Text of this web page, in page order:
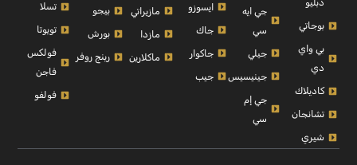
دبليو
بوجاتي
بي واي
دي
كاديلاك
تشانجان
شيري
جي ايه
سي
جيلي
جينيسيس
جي إم
سي
ايسوزو
جاك
جاكوار
جيب
مازيراتي
مازدا
ماكلارين
بيجو
بورش
رينج روفر
تسلا
تويوتا
فولكس
فاجن
فولفو